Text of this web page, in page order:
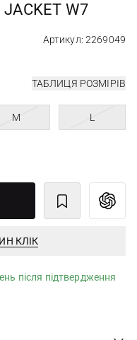
W7
Артикул: 2269049
ТАБЛИЦЯ РОЗМІРІВ
M L
КЛІК
після підтвердження